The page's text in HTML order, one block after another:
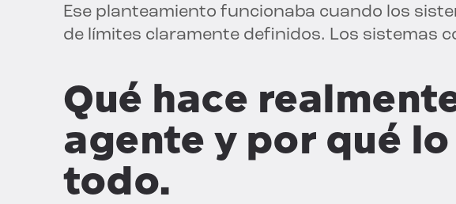
Ese planteamiento funcionaba cuando los
de límites claramente definidos. Los sistemas
Qué hace
agente y por qué
todo.